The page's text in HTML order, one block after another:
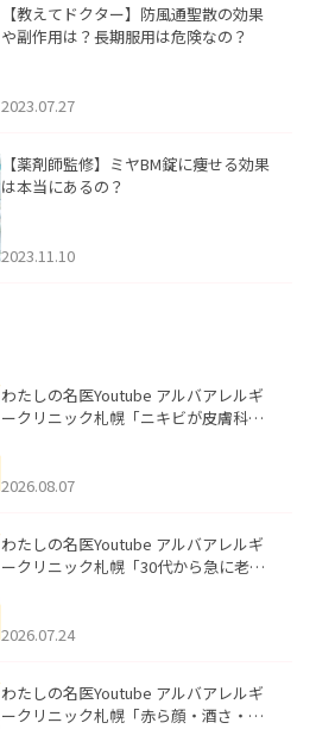
【教えてドクター】防風通聖散の効果
や副作用は？長期服用は危険なの？
2023.07.27
【薬剤師監修】ミヤBM錠に痩せる効果
は本当にあるの？
2023.11.10
わたしの名医Youtube アルバアレルギ
ークリニック札幌「ニキビが皮膚科で
ました。
2026.08.07
わたしの名医Youtube アルバアレルギ
ークリニック札幌「30代から急に老け
た。
2026.07.24
わたしの名医Youtube アルバアレルギ
ークリニック札幌「赤ら顔・酒さ・ニ